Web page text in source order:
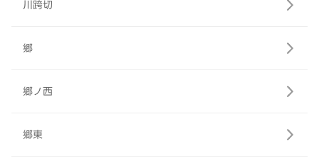
川跨切
郷
郷ノ西
郷東